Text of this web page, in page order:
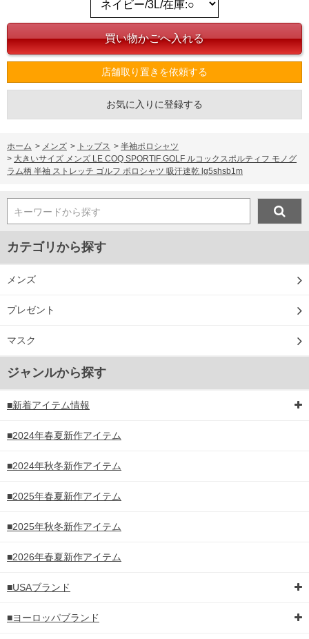
店舗取り置きを依頼する
お気に入りに登録する
ホーム > メンズ > トップス > 半袖ポロシャツ
> 大きいサイズ メンズ LE COQ SPORTIF GOLF ルコックスポルティフ モノグ
ラム柄 半袖 ストレッチ ゴルフ ポロシャツ 吸汗速乾 lg5shsb1m
キーワードから探す
カテゴリから探す
メンズ
プレゼント
マスク
ジャンルから探す
■新着アイテム情報
■2024年春夏新作アイテム
■2024年秋冬新作アイテム
■2025年春夏新作アイテム
■2025年秋冬新作アイテム
■2026年春夏新作アイテム
■USAブランド
■ヨーロッパブランド